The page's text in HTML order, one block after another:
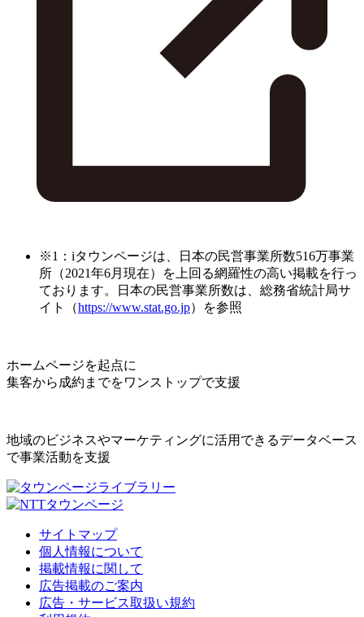
※1：iタウンページは、日本の民営事業所数516万事業
所（2021年6月現在）を上回る網羅性の高い掲載を行っ
ております。日本の民営事業所数は、総務省統計局サ
イト（https://www.stat.go.jp）を参照
ホームページを起点に
集客から成約までをワンストップで支援
地域のビジネスやマーケティングに活用できるデータベース
で事業活動を支援
サイトマップ
個人情報について
掲載情報に関して
広告掲載のご案内
広告・サービス取扱い規約